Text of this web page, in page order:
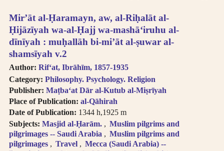
places by different
transliterations, i.e.
Cairo, Qahira,
Qahirah, Tehran,
Tihran.
Try searching
places in English,
French, or
transliteration, i.e.
Egypt, Egypte, Misr.
Try searching
subject terms in
English, French, or
حاول البحث عن الموضوع
باستخدام طرق مختلفة من
حاول البحث باستخدام ال-
التعريف أو بدونها
لا تستعمل الحركة على الحرف
الأخير من الكلمة في الترجمة
الصوتية باستثناء حالة التنوين
Mirʼāt al-Ḥaramayn, aw, al-Riḥalāt al-
Ḥijāzīyah wa-al-Ḥajj wa-mashāʻiruhu al-
dīnīyah : muḥallāh bi-miʼāt al-ṣuwar al-
shamsīyah v.2
Author: Rifʻat, Ibrāhīm, 1857-1935
Category: Philosophy. Psychology. Religion
Publisher: Maṭbaʻat Dār al-Kutub al-Miṣrīyah
Place of Publication: al-Qāhirah
Date of Publication: 1344 h,1925 m
Subjects: Masjid al-Ḥarām.
Muslim pilgrims and
pilgrimages -- Saudi Arabia
Muslim pilgrims and
pilgrimages
Travel
Mecca (Saudi Arabia) --